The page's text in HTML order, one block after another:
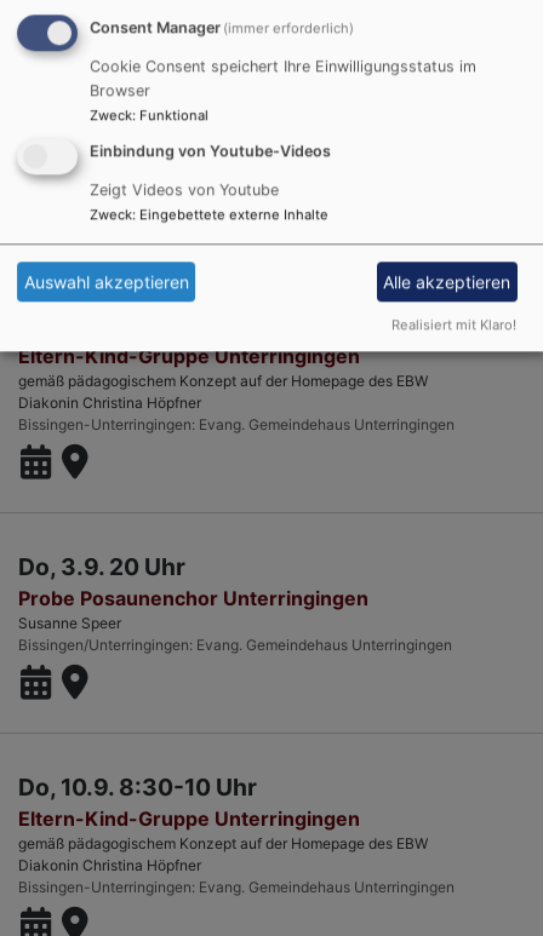
Do, 27.8. 20 Uhr
Susanne Speer
Bissingen/Unterringingen Evang. Gemeindehaus Unterringingen
Eltern-Kind-Gruppe Unterringingen
gemäß pädagogischem Konzept auf der Homepage des EBW
Diakonin Christina Höpfner
Bissingen-Unterringingen Evang. Gemeindehaus Unterringingen
Do, 3.9. 20 Uhr
Probe Posaunenchor Unterringingen
Susanne Speer
Bissingen/Unterringingen Evang. Gemeindehaus Unterringingen
Do, 10.9. 8:30-10 Uhr
Eltern-Kind-Gruppe Unterringingen
gemäß pädagogischem Konzept auf der Homepage des EBW
Diakonin Christina Höpfner
Bissingen-Unterringingen Evang. Gemeindehaus Unterringingen
Consent Manager (immer erforderlich)
Cookie Consent speichert Ihre Einwilligungsstatus im
Browser
Zweck: Funktional
Einbindung von Youtube-Videos
Zeigt Videos von Youtube
Zweck: Eingebettete externe Inhalte
Auswahl akzeptieren Alle akzeptieren
Realisiert mit Klaro!